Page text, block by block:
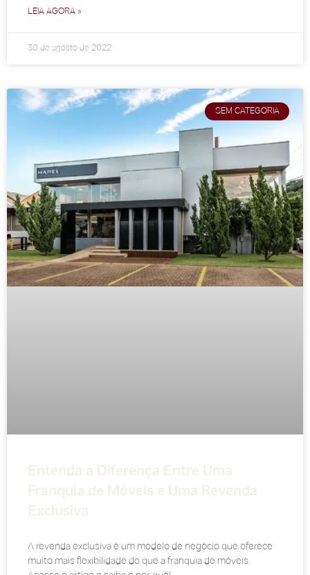
LEIA AGORA »
30 de agosto de 2022
SEM CATEGORIA
Entenda a Diferença Entre Uma
Franquia de Móveis e Uma Revenda
Exclusiva
A revenda exclusiva é um modelo de negócio que oferece
muito mais flexibilidade do que a franquia de móveis.